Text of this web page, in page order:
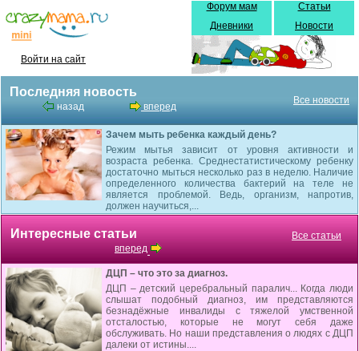
Войти на сайт
Форум мам
Дневники
Статьи
Новости
Последняя новость
назад вперед
Все новости
Зачем мыть ребенка каждый день?
Режим мытья зависит от уровня активности и
возраста ребенка. Среднестатистическому ребенку
достаточно мыться несколько раз в неделю. Наличие
определенного количества бактерий на теле не
является проблемой. Ведь, организм, напротив,
должен научиться,...
Интересные статьи
вперед
Все статьи
ДЦП – что это за диагноз.
ДЦП – детский церебральный паралич... Когда люди
слышат подобный диагноз, им представляются
безнадёжные инвалиды с тяжелой умственной
отсталостью, которые не могут себя даже
обслуживать. Но наши представления о людях с ДЦП
далеки от истины....